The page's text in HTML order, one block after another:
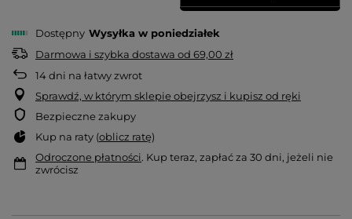
Dostępny Wysyłka w poniedziałek
Darmowa i szybka dostawa od 69,00 zł
14dni na łatwy zwrot
Sprawdź, w którym sklepie obejrzysz i kupisz od ręki
Bezpieczne zakupy
Kup na raty (oblicz ratę)
Odroczone płatności. Kup teraz, zapłać za 30 dni, jeżeli nie
zwrócisz